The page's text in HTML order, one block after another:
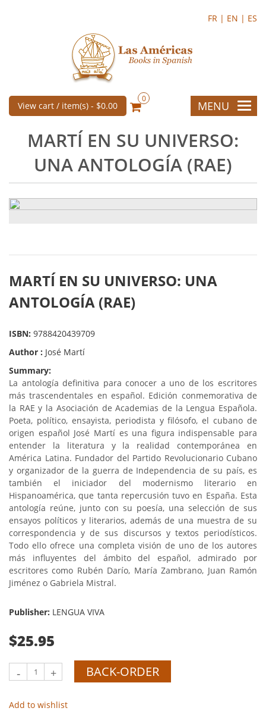
FR | EN | ES
View cart / item(s) - $0.00
0
MENU
MARTÍ EN SU UNIVERSO:
UNA ANTOLOGÍA (RAE)
MARTÍ EN SU UNIVERSO: UNA
ANTOLOGÍA (RAE)
ISBN: 9788420439709
Author : José Martí
Summary:
La antología definitiva para conocer a uno de los escritores
más trascendentales en español. Edición conmemorativa de
la RAE y la Asociación de Academias de la Lengua Española.
Poeta, político, ensayista, periodista y filósofo, el cubano de
origen español José Martí es una figura indispensable para
entender la literatura y la realidad contemporánea en
América Latina. Fundador del Partido Revolucionario Cubano
y organizador de la guerra de Independencia de su país, es
también el iniciador del modernismo literario en
Hispanoamérica, que tanta repercusión tuvo en España. Esta
antología reúne, junto con su poesía, una selección de sus
ensayos políticos y literarios, además de una muestra de su
correspondencia y de sus discursos y textos periodísticos.
Todo ello ofrece una completa visión de uno de los autores
más influyentes del ámbito del español, admirado por
escritores como Rubén Darío, María Zambrano, Juan Ramón
Jiménez o Gabriela Mistral.
Publisher: LENGUA VIVA
$25.95
- + BACK-ORDER
Add to wishlist